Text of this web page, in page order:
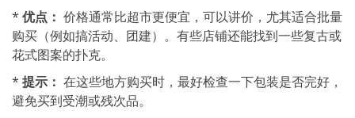
* 优点： 价格通常比超市更便宜，可以讲价，尤其适合批量
购买（例如搞活动、团建）。有些店铺还能找到一些复古或
花式图案的扑克。
* 提示： 在这些地方购买时，最好检查一下包装是否完好，
避免买到受潮或残次品。